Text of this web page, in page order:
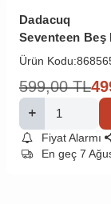
Dadacuq
Seventeen Beş
Ürün Kodu:
599,00 TL
Fiyat Alarmı
En geç 7